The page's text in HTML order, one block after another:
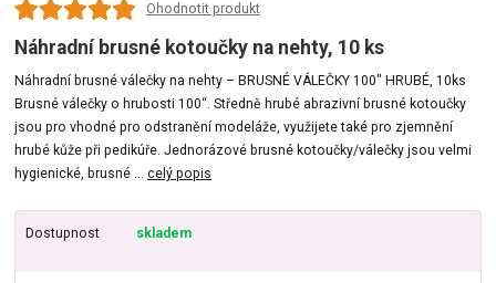
Ohodnotit produkt
Náhradní brusné kotoučky na nehty, 10 ks
Náhradní brusné válečky na nehty – BRUSNÉ VÁLEČKY 100" HRUBÉ, 10ks
Brusné válečky o hrubosti 100‘‘. Středně hrubé abrazivní brusné kotoučky
jsou pro vhodné pro odstranění modeláže, využijete také pro zjemnění
hrubé kůže při pedikúře. Jednorázové brusné kotoučky/válečky jsou velmi
hygienické, brusné ...celý popis
Dostupnost skladem